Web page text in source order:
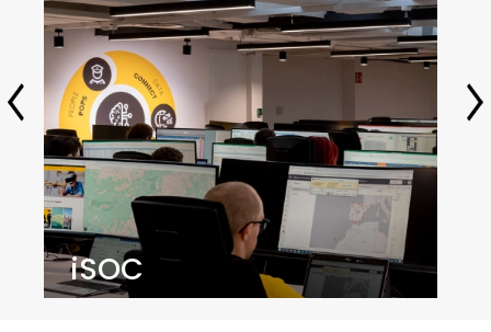
iSOC
O iSOC (Security Operations Center) da
Prosegur é o centro a partir do qual,
combinando tecnologia de ponta,
tratamento inteligente de dados e
excelência profissional, gerimos
remotamente os serviços de segurança e
os processos empresariais dos nossos
Sectores